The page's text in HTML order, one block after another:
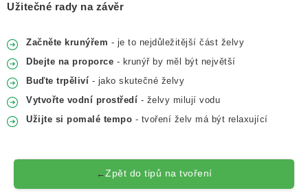
Užitečné rady na závěr
Začněte krunýřem - je to nejdůležitější část želvy
Dbejte na proporce - krunýř by měl být největší
Buďte trpěliví - jako skutečné želvy
Vytvořte vodní prostředí - želvy milují vodu
Užijte si pomalé tempo - tvoření želv má být relaxující
←Zpět do tipů na tvoření